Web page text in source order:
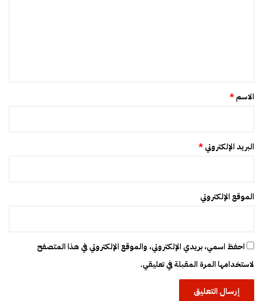
ي
ا
ل
غ
ر
ب
*
الاسم*
البريد الإلكتروني*
الموقع الإلكتروني
احفظ اسمي، بريدي الإلكتروني، والموقع الإلكتروني في هذا المتصفح
لاستخدامها المرة المقبلة في تعليقي.